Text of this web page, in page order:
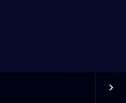
keyboard_arrow_right